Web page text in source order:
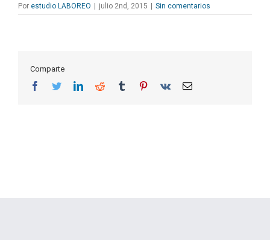
Por estudio LABOREO julio 2nd, 2015 Sin comentarios
Comparte
Facebook
TwitterLinkedInReddit Tumblr Pinterest
Vk
Correo